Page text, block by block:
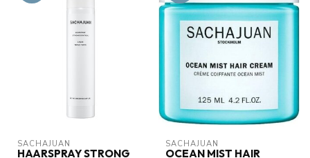
SACHAJUAN
HAARSPRAY STRONG
SACHAJUAN
OCEAN MIST HAIR